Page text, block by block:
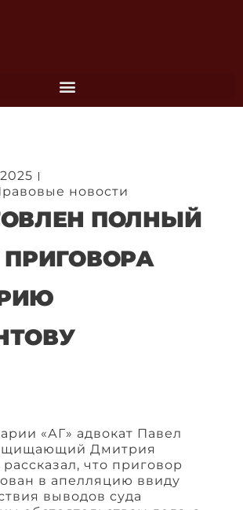
новости
ПОЛНЫЙ
ПРИГОВОРА
«АГ» адвокат Павел
Дмитрия
рассказал, что приговор
в апелляцию ввиду
выводов суда